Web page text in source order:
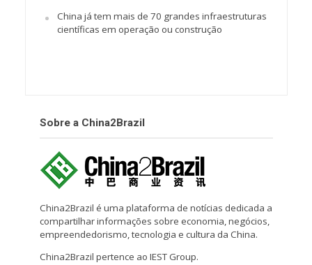
China já tem mais de 70 grandes infraestruturas
científicas em operação ou construção
Sobre a China2Brazil
China2Brazil é uma plataforma de notícias dedicada a
compartilhar informações sobre economia, negócios,
empreendedorismo, tecnologia e cultura da China.
China2Brazil pertence ao IEST Group.